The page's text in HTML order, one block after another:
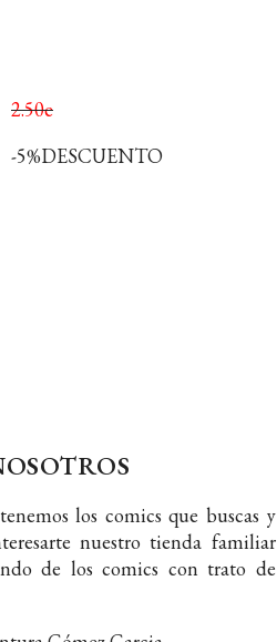
2.50e
-5%DESCUENTO
los comics que buscas y
nuestro tienda familiar
de los comics con trato de